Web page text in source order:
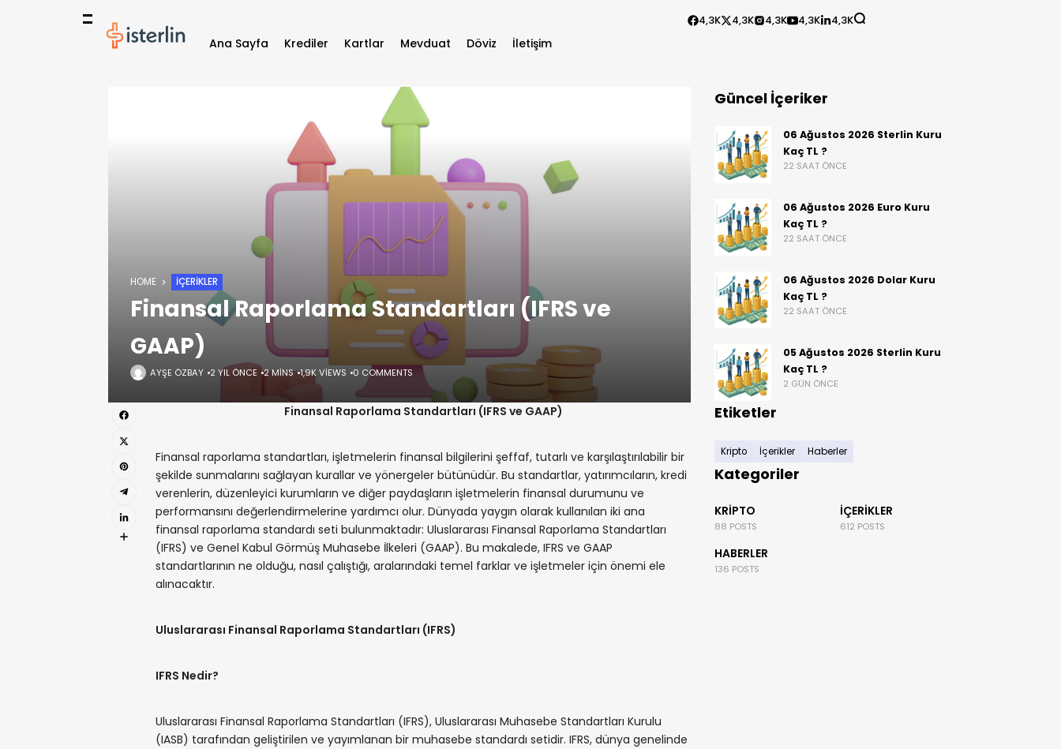
Ana Sayfa Krediler Kartlar Mevduat Döviz İletişim
4,3K 4,3K 4,3K 4,3K 4,3K
HOME İÇERIKLER
Finansal Raporlama Standartları (IFRS ve
GAAP)
AYŞE ÖZBAY 2 YIL ÖNCE 2 MINS 1,9K VIEWS 0 COMMENTS
Finansal Raporlama Standartları (IFRS ve GAAP)
Finansal raporlama standartları, işletmelerin finansal bilgilerini şeffaf, tutarlı ve karşılaştırılabilir bir
şekilde sunmalarını sağlayan kurallar ve yönergeler bütünüdür. Bu standartlar, yatırımcıların, kredi
verenlerin, düzenleyici kurumların ve diğer paydaşların işletmelerin finansal durumunu ve
performansını değerlendirmelerine yardımcı olur. Dünyada yaygın olarak kullanılan iki ana
finansal raporlama standardı seti bulunmaktadır: Uluslararası Finansal Raporlama Standartları
(IFRS) ve Genel Kabul Görmüş Muhasebe İlkeleri (GAAP). Bu makalede, IFRS ve GAAP
standartlarının ne olduğu, nasıl çalıştığı, aralarındaki temel farklar ve işletmeler için önemi ele
alınacaktır.
Uluslararası Finansal Raporlama Standartları (IFRS)
IFRS Nedir?
Uluslararası Finansal Raporlama Standartları (IFRS), Uluslararası Muhasebe Standartları Kurulu
(IASB) tarafından geliştirilen ve yayımlanan bir muhasebe standardı setidir. IFRS, dünya genelinde
Güncel İçeriker
06 Ağustos 2026 Sterlin Kuru
Kaç TL ?
22 SAAT ÖNCE
06 Ağustos 2026 Euro Kuru
Kaç TL ?
22 SAAT ÖNCE
06 Ağustos 2026 Dolar Kuru
Kaç TL ?
22 SAAT ÖNCE
05 Ağustos 2026 Sterlin Kuru
Kaç TL ?
2 GÜN ÖNCE
Etiketler
Kripto İçerikler Haberler
Kategoriler
KRIPTO
88 POSTS
İÇERIKLER
612 POSTS
HABERLER
136 POSTS